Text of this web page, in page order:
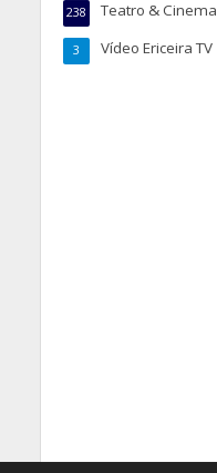
Teatro & Cinema
238
Vídeo Ericeira TV
3